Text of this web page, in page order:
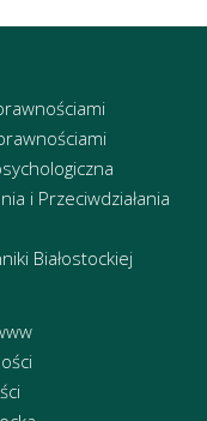
i Przeciwdziałania
Białostockiej